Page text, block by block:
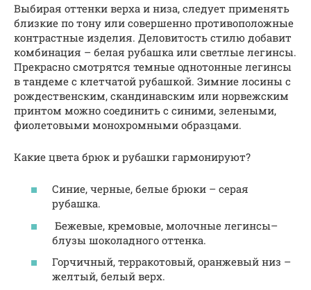
Выбирая оттенки верха и низа, следует применять
близкие по тону или совершенно противоположные
контрастные изделия. Деловитость стилю добавит
комбинация – белая рубашка или светлые легинсы.
Прекрасно смотрятся темные однотонные легинсы
в тандеме с клетчатой рубашкой. Зимние лосины с
рождественским, скандинавским или норвежским
принтом можно соединить с синими, зелеными,
фиолетовыми монохромными образцами.
Какие цвета брюк и рубашки гармонируют?
Синие, черные, белые брюки – серая
рубашка.
Бежевые, кремовые, молочные легинсы–
блузы шоколадного оттенка.
Горчичный, терракотовый, оранжевый низ –
желтый, белый верх.